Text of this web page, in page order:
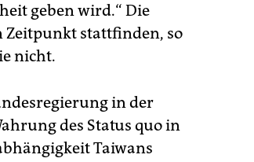
geben wird.“ Die
Zeitpunkt stattfinden, so
nicht.
in der
des Status quo in
Taiwans